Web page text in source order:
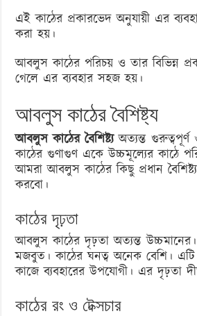
এই কাঠের প্রকারভেদ অনুযায়ী এর
করা হয়।
আবলুস কাঠের পরিচয় ও তার বিভিন্ন
গেলে এর ব্যবহার সহজ হয়।
আবলুস কাঠের বৈশিষ্ট্য
আবলুস কাঠের বৈশিষ্ট্যঅত্যন্ত
কাঠের গুণাগুণ একে উচ্চমূল্যের কাঠে
আমরা আবলুস কাঠের কিছু প্রধান
করবো।
কাঠের দৃঢ়তা
আবলুস কাঠের দৃঢ়তা অত্যন্ত
মজবুত। কাঠের ঘনত্ব অনেক বেশি। এটি
কাজে ব্যবহারের উপযোগী। এর দৃঢ়তা
কাঠের রং ও টেক্সচার